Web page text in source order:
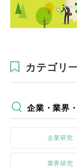
カテゴリ
企業・業界
企業研究
業界研究